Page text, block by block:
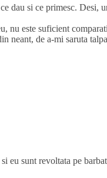
dau si ce primesc. Desi,
nu este suficient
neant, de a-mi saruta
si eu sunt revoltata pe